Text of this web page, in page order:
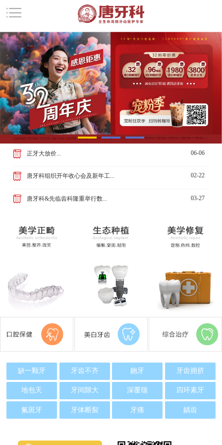
正牙大放价... 06-06
唐牙科组织开年收心会及新年工... 02-22
唐牙科&先临齿科隆重举行数... 03-27
缺一颗牙 牙齿不齐 龅牙 牙齿拥挤
地包天 牙间隙大 深覆颌 四环素牙
氟斑牙 牙体断裂 牙痛 龋齿